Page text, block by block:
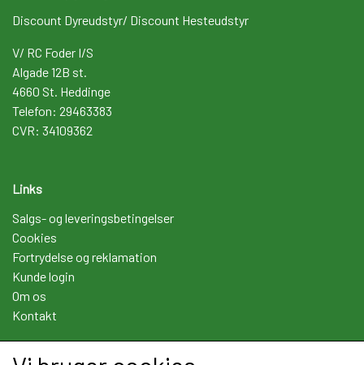
Discount Dyreudstyr/ Discount Hesteudstyr
V/ RC Foder I/S
Algade 12B st.
4660 St. Heddinge
Telefon: 29463383
CVR: 34109362
Links
Salgs- og leveringsbetingelser
Cookies
Fortrydelse og reklamation
Kunde login
Om os
Kontakt